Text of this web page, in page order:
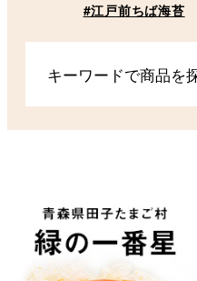
#江戸前ちば海苔